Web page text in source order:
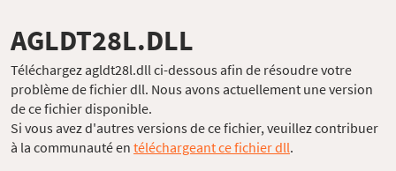
AGLDT28L.DLL
Téléchargez agldt28l.dll ci-dessous afin de résoudre votre
problème de fichier dll. Nous avons actuellement une version
de ce fichier disponible.
Si vous avez d'autres versions de ce fichier, veuillez contribuer
à la communauté en téléchargeant ce fichier dll.